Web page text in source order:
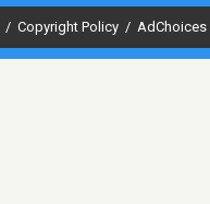
/ Copyright Policy / AdChoices